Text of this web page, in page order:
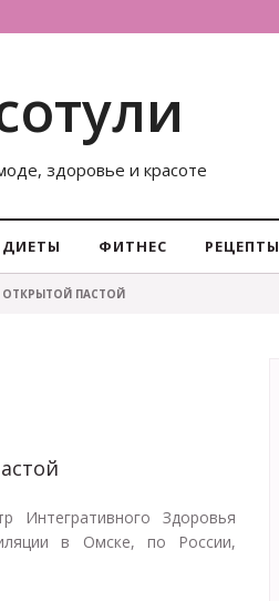
здоровье и красоте
ДИЕТЫ ФИТНЕС РЕЦЕПТЫ
ОТКРЫТОЙ ПАСТОЙ
Интегративного Здоровья
в Омске, по России,